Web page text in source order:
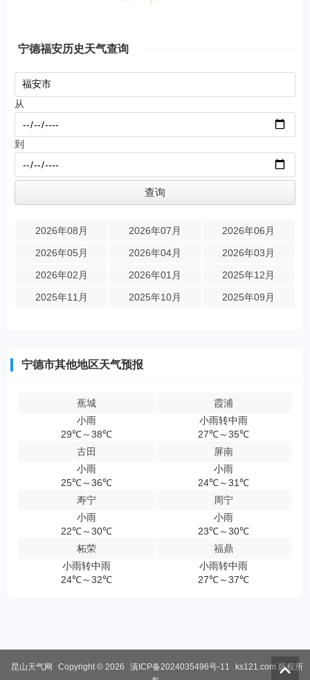
宁德福安历史天气查询
从
到
2026年08月 2026年07月
2026年06月
2026年05月
2026年04月
2026年03月
2026年02月
2026年01月
2025年12月
2025年11月
2025年10月 2025年09月
宁德市其他地区天气预报
蕉城
小雨
29℃～38℃
霞浦
小雨转中雨
27℃～35℃
古田
小雨
25℃～36℃
屏南
小雨
24℃～31℃
寿宁
小雨
22℃～30℃
周宁
小雨
23℃～30℃
柘荣
小雨转中雨
24℃～32℃
福鼎
小雨转中雨
27℃～37℃
昆山天气网 Copyright © 2026 滇ICP备2024035496号-11 ks121.com 版权所